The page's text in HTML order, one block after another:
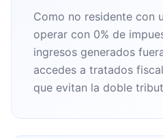
Como no residente con
operar con 0% de
ingresos generados
accedes a tratados
que evitan la doble